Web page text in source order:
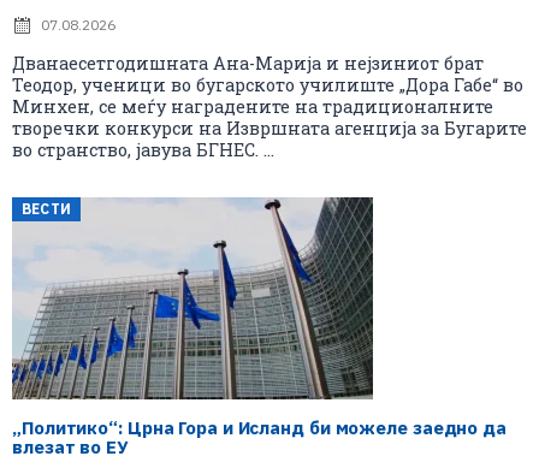
07.08.2026
Дванаесетгодишната Ана-Марија и нејзиниот брат
Теодор, ученици во бугарското училиште „Дора Габе“ во
Минхен, се меѓу наградените на традиционалните
творечки конкурси на Извршната агенција за Бугарите
во странство, јавува БГНЕС. ...
ВЕСТИ
„Политико“: Црна Гора и Исланд би можеле заедно да
влезат во ЕУ